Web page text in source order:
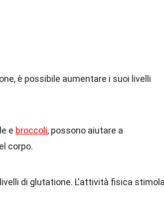
è possibile aumentare i suoi livelli
e broccoli, possono aiutare a
corpo.
di glutatione. L'attività fisica